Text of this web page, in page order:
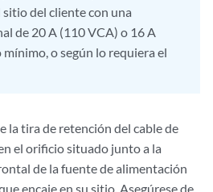
del cliente con una
de 20 A (110 VCA) o 16 A
o según lo requiera el
la tira de retención del cable de
el orificio situado junto a la
de la fuente de alimentación
encaje en su sitio. Asegúrese de